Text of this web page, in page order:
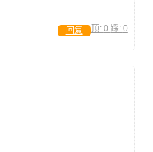
顶: 0 踩: 0
回复